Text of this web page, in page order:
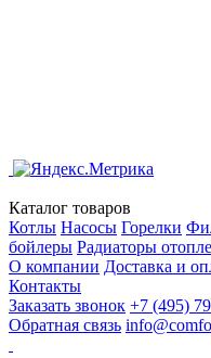
Каталог товаров
Котлы Насосы Горелки
бойлеры Радиаторы
О компании Доставка и
Контакты
Заказать звонок +7 (495)
Обратная связь